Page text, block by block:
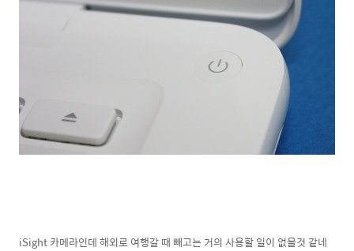
iSight 카메라인데 해외로 여행갈 때 빼고는 거의 사용할 일이 없을것 같네